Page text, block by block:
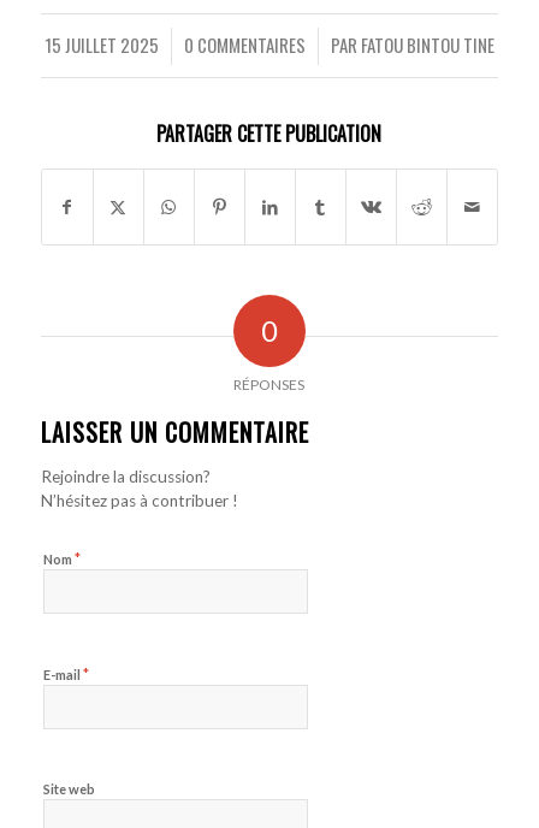
15 JUILLET 2025
/ 0 COMMENTAIRES
/ PAR FATOU BINTOU TINE
PARTAGER CETTE PUBLICATION
0
RÉPONSES
LAISSER UN COMMENTAIRE
Rejoindre la discussion?
N’hésitez pas à contribuer !
Nom *
E-mail *
Site web